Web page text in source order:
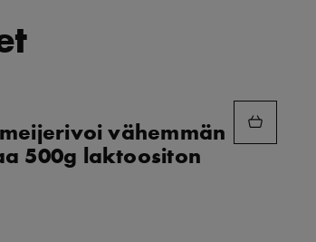
vähemmän
500g laktoositon